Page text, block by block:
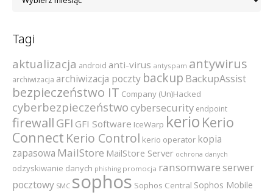
Tagi
aktualizacja android anti-virus antyspam antywirus
archiwizacja archiwizacja poczty backup BackupAssist
bezpieczeństwo IT Company (Un)Hacked
cyberbezpieczeństwocybersecurity endpoint
firewall GFI GFI Software IceWarp kerio Kerio
Connect Kerio Control kerio operator kopia
zapasowa MailStore MailStore Server ochrona danych
odzyskiwanie danych phishing promocja ransomware serwer
pocztowy SMC sophos Sophos Central Sophos Mobile